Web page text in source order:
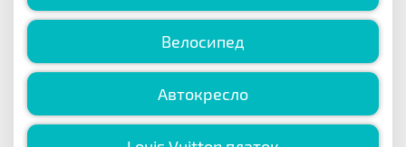
Велосипед
Автокресло